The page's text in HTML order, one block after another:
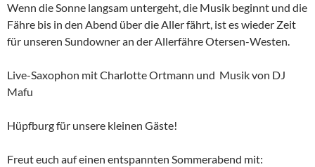
Wenn die Sonne langsam untergeht, die Musik beginnt und die
Fähre bis in den Abend über die Aller fährt, ist es wieder Zeit
für unseren Sundowner an der Allerfähre Otersen-Westen.
Live-Saxophon mit Charlotte Ortmann und Musik von DJ
Mafu
Hüpfburg für unsere kleinen Gäste!
Freut euch auf einen entspannten Sommerabend mit: